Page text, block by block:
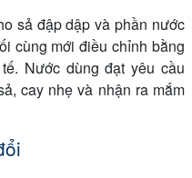
sả đập dập và phần nước
cùng mới điều chỉnh bằng
Nước dùng đạt yêu cầu
cay nhẹ và nhận ra mắm